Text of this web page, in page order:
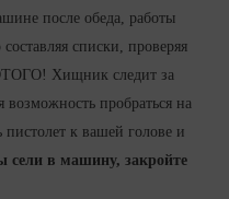
после обеда, работы
списки, проверяя
Хищник следит за
возможность пробраться на
пистолет к вашей голове и
сели в машину, закройте